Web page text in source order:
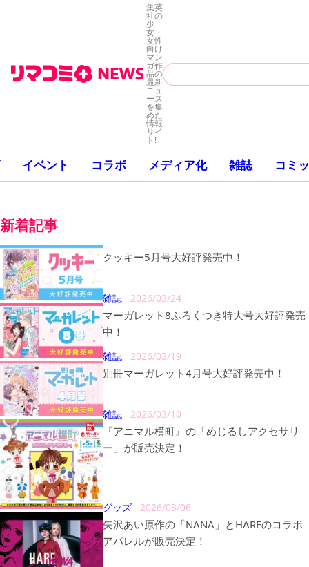
集英
社の
少
女・
女性
向け
マン
ガ作
品の
最新
ニュ
ース
を集
めた
情報
サイ
ト!
イベント コラボ メディア化 雑誌 コミ
新着記事
クッキー5月号大好評発売中！
雑誌 2026/03/24
マーガレット8ふろくつき特大号大好評発売
中！
雑誌 2026/03/19
別冊マーガレット4月号大好評発売中！
雑誌 2026/03/10
『アニマル横町』の「めじるしアクセサリ
ー」が販売決定！
グッズ 2026/03/06
矢沢あい原作の「NANA」とHAREのコラボ
アパレルが販売決定！